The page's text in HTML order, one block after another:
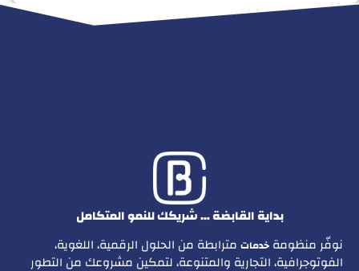
بداية القابضة … شريكك للنمو المتكامل
نوفّر منظومة خدمات مترابطة من الحلول الرقمية، اللغوية،
الفوتوجرافية، التجارية والمتنوعة، لتمكين مشروعك من التطور